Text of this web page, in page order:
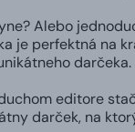
Alebo
je perfektná na
darčeka.
editore
darček, na